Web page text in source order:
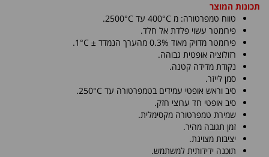
תכונות המוצר
טווח טמפרטורה: מ 400°C עד 2500°C.
פירומטר עשוי פלדת אל חלד.
פירומטר מדויק מאוד 0.3% מהערך הנמדד ± 1°C.
רזולוציה אופטית גבוהה.
נקודת מדידה קטנה.
סמן לייזר.
סיב וראש אופטי עמידים בטמפרטורה עד 250°C.
סיב אופטי חד ערוצי חזק.
שמירת טמפרטורה מקסימלית.
זמן תגובה מהיר.
יציבות מצוינת.
תוכנה ידידותית למשתמש.